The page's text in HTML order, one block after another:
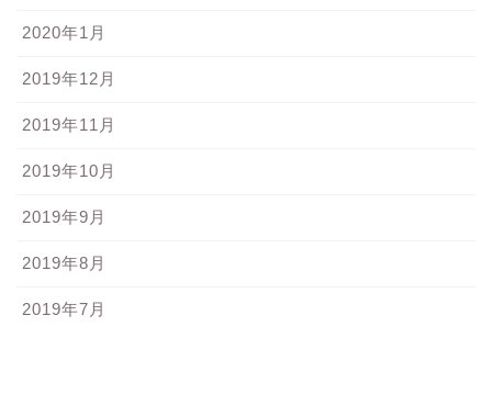
2020年1月
2019年12月
2019年11月
2019年10月
2019年9月
2019年8月
2019年7月